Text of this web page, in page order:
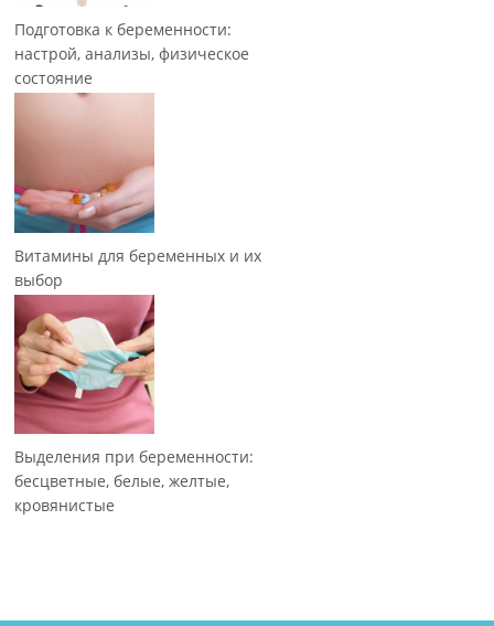
Подготовка к беременности:
настрой, анализы, физическое
состояние
Витамины для беременных и их
выбор
Выделения при беременности:
бесцветные, белые, желтые,
кровянистые